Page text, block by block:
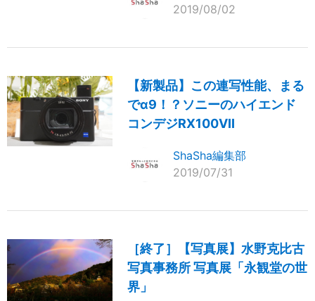
2019/08/02
【新製品】この連写性能、まる
でα9！？ソニーのハイエンド
コンデジRX100VII
ShaSha編集部
2019/07/31
［終了］【写真展】水野克比古
写真事務所 写真展「永観堂の世
界」